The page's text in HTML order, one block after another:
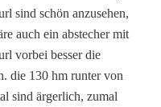
sind schön anzusehen,
auch ein abstecher mit
vorbei besser die
die 130 hm runter von
sind ärgerlich, zumal